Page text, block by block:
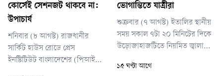
কোর্সেই সেশনজট থাকবে না:
উপাচার্য
শনিবার (৮ আগস্ট) রাজধানীর
সার্কিট হাউস রোডে প্রেস
ইনস্টিটিউট বাংলাদেশের (পিআইবি)
ভোগান্তিতে যাত্রীরা
শুক্রবার (৭ আগস্ট) ইতালির স্থানীয়
সময় সকাল ৭টা ২০ মিনিটের দিকে
উড়োজাহাজটিতে নিয়মিত জ্বালানি
পড়ে।
১৫ ঘণ্টা আগে